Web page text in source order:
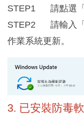
STEP1 請點選「
STEP2 請輸入「
作業系統更新。
3. 已安裝防毒